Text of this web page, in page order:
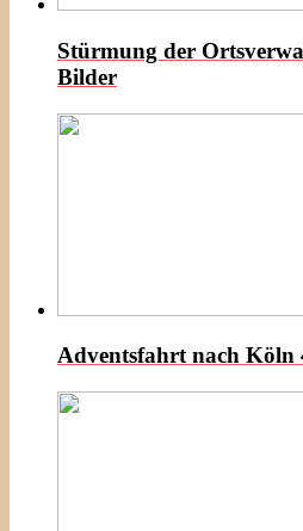
Stürmung der
Bilder
Adventsfahrt nach Köln